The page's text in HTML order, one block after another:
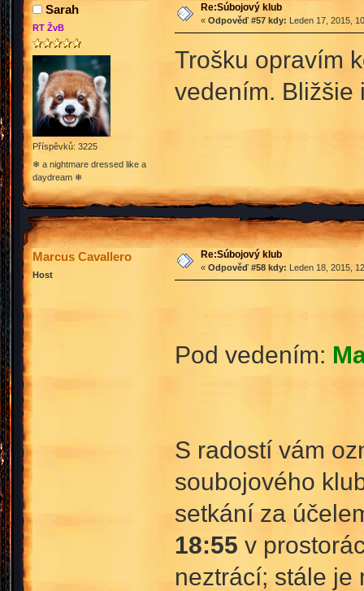
Sarah
RT ŽvB
Příspěvků: 3225
❄ a nightmare dressed like a
daydream ❄
Re:Súbojový klub
« Odpověď #57 kdy: Leden 17, 2015,
Trošku opravím
vedením. Bližšie
Marcus Cavallero
Host
Re:Súbojový klub
« Odpověď #58 kdy: Leden 18, 2015,
Pod vedením:
S radostí vám
soubojového
setkání za
18:55 v
neztrácí; stále je